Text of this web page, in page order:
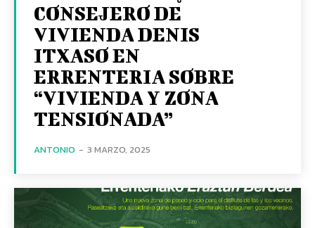
CONSEJERO DE
VIVIENDA DENIS
ITXASO EN
ERRENTERIA SOBRE
“VIVIENDA Y ZONA
TENSIONADA”
ANTONIO - 3 MARZO, 2025